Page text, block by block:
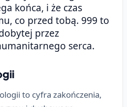
końca, i że czas
co przed tobą. 999 to
przez
serca.
to cyfra zakończenia,